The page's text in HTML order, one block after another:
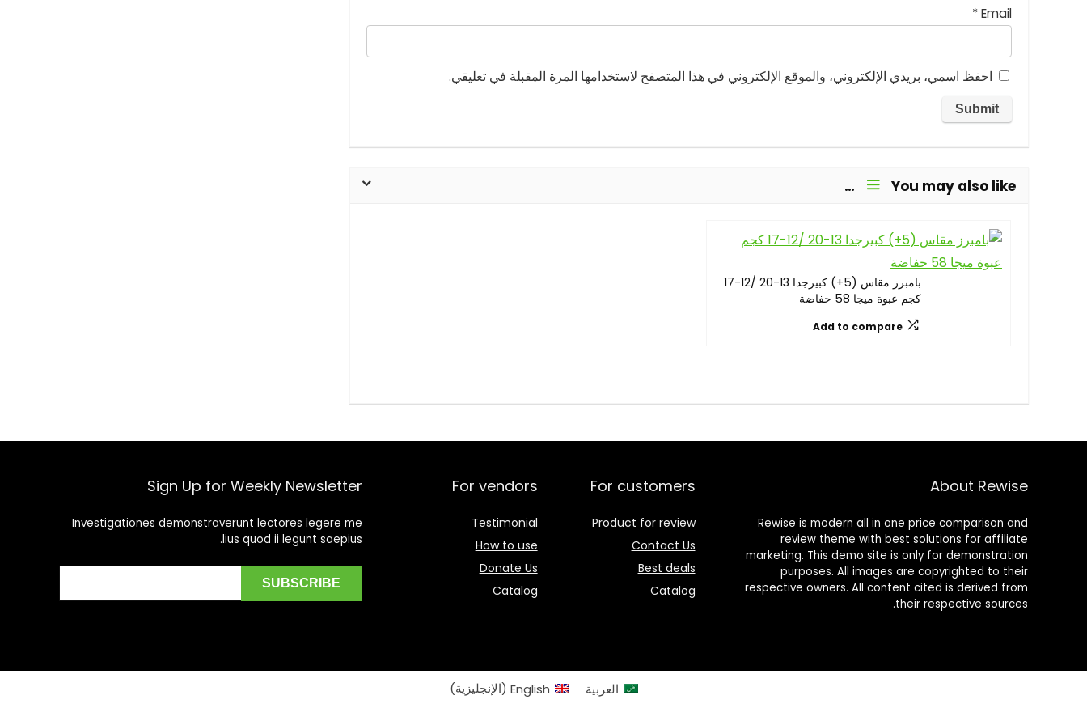
Email
*
احفظ اسمي، بريدي الإلكتروني، والموقع الإلكتروني في هذا المتصفح لاستخدامها المرة المقبلة في تعليقي.
You may also like…
بامبرز مقاس (5+) كبيرجدا 13-20 /12-17
كجم عبوة ميجا 58 حفاضة
Add to compare
About Rewise
Rewise is modern all in one price comparison and
review theme with best solutions for affiliate
marketing. This demo site is only for demonstration
purposes. All images are copyrighted to their
respective owners. All content cited is derived from
their respective sources.
For customers
Product for review
Contact Us
Best deals
Catalog
For vendors
Testimonial
How to use
Donate Us
Catalog
Sign Up for Weekly Newsletter
Investigationes demonstraverunt lectores legere me
lius quod ii legunt saepius.
العربية English
(الإنجليزية)